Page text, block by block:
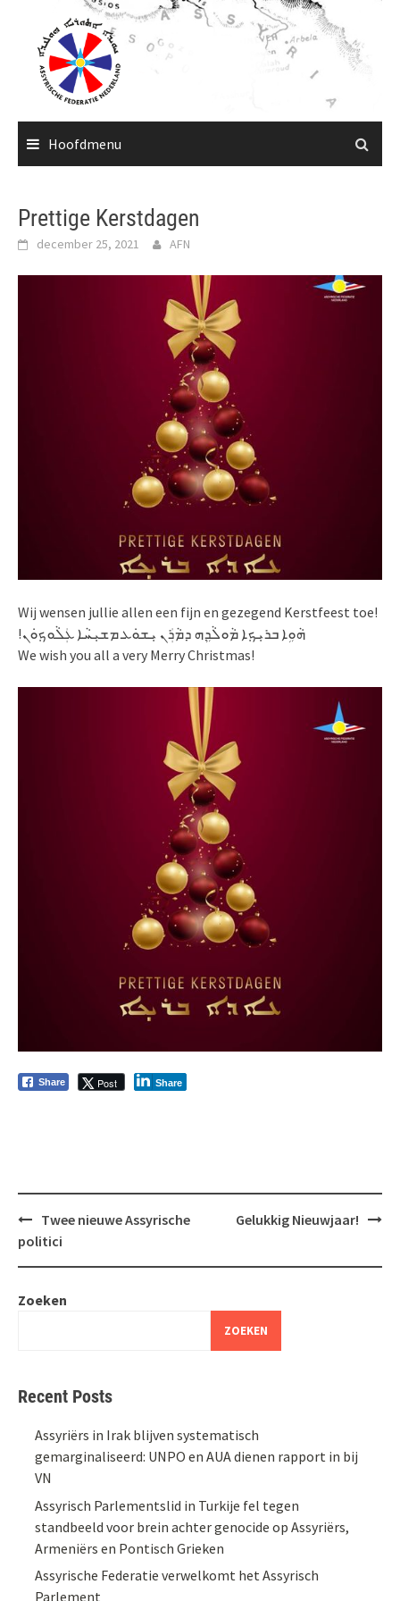
inhoud
Hoofdmenu
Prettige Kerstdagen
december 25, 2021 AFN
Wij wensen jullie allen een fijn en gezegend Kerstfeest toe!
!ܗܵܘܹܐ ܒܪܝܼܟ݂ܐ ܡܵܘܠܵܕܹܗ ܕܡܵܪܲܢ ܝܼܫܘܿܥ ܡܫܝܼܚܵܐ ܥܲܠܵܘܟ݂ܘܿܢ
We wish you all a very Merry Christmas!
Share Post Share
Bericht
navigatie
Twee nieuwe Assyrische
politici
Gelukkig Nieuwjaar!
Zoeken
ZOEKEN
Recent Posts
Assyriërs in Irak blijven systematisch
gemarginaliseerd: UNPO en AUA dienen rapport in bij
VN
Assyrisch Parlementslid in Turkije fel tegen
standbeeld voor brein achter genocide op Assyriërs,
Armeniërs en Pontisch Grieken
Assyrische Federatie verwelkomt het Assyrisch
Parlement